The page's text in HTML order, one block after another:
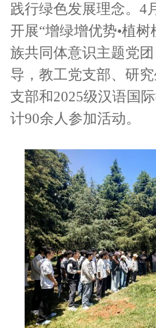
践行绿色发展理念。4
开展“增绿增优势•植
族共同体意识主题党
导，教工党支部、研
支部和2025级汉语国
计90余人参加活动。